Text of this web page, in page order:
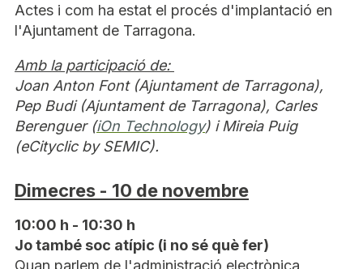
Actes i com ha estat el procés d'implantació en
l'Ajuntament de Tarragona.
Amb la participació de:
Joan Anton Font (Ajuntament de Tarragona),
Pep Budi (Ajuntament de Tarragona), Carles
Berenguer (iOn Technology) i Mireia Puig
(eCityclic by SEMIC).
Dimecres - 10 de novembre
10:00 h - 10:30 h
Jo també soc atípic (i no sé què fer)
Quan parlem de l'administració electrònica,